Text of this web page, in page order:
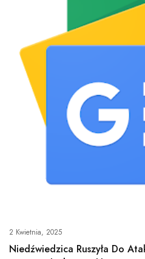
2 Kwietnia, 2025
Niedźwiedzica Ruszyła Do